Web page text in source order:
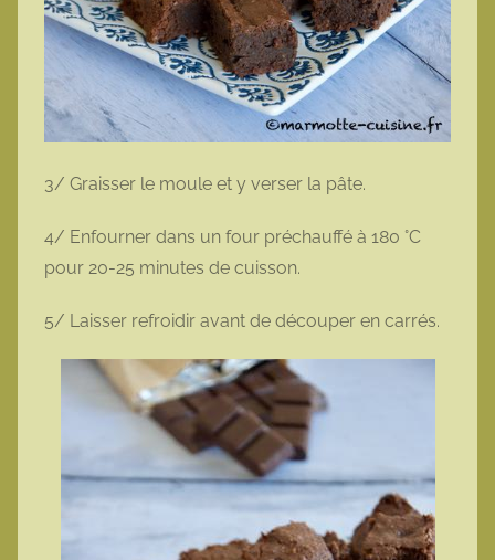
3/ Graisser le moule et y verser la pâte.
4/ Enfourner dans un four préchauffé à 180 °C
pour 20-25 minutes de cuisson.
5/ Laisser refroidir avant de découper en carrés.